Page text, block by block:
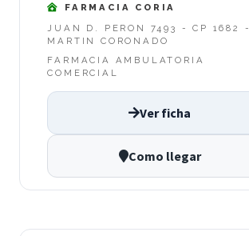
FARMACIA CORIA
JUAN D. PERON 7493 - CP 1682 -
MARTIN CORONADO
FARMACIA AMBULATORIA
COMERCIAL
Ver ficha
Como llegar